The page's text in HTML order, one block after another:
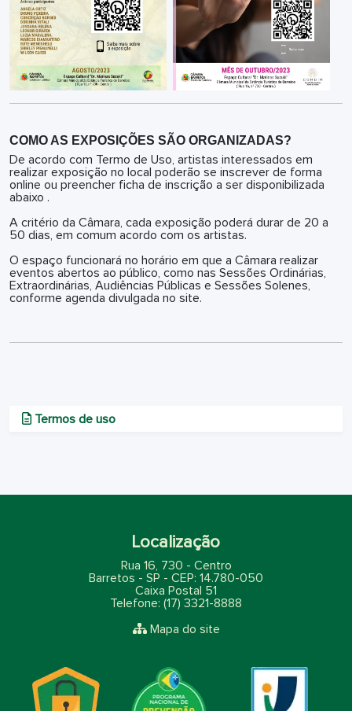
COMO AS EXPOSIÇÕES SÃO ORGANIZADAS?
De acordo com Termo de Uso, artistas interessados em
realizar exposição no local poderão se inscrever de forma
online ou preencher ficha de inscrição a ser disponibilizada
abaixo .
A critério da Câmara, cada exposição poderá durar de 20 a
50 dias, em comum acordo com os artistas.
O espaço funcionará no horário em que a Câmara realizar
eventos abertos ao público, como nas Sessões Ordinárias,
Extraordinárias, Audiências Públicas e Sessões Solenes,
conforme agenda divulgada no site.
Termos de uso
Localização
Rua 16, 730 - Centro
Barretos - SP - CEP: 14.780-050
Caixa Postal 51
Telefone: (17) 3321-8888
Mapa do site